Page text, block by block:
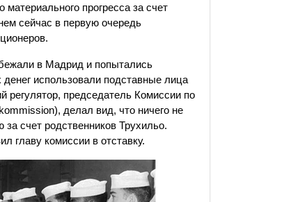
прогресса за счет
сейчас в первую очередь
в Мадрид и попытались
использовали подставные лица
регулятор, председатель Комиссии по
делал вид, что ничего не
счет родственников Трухильо.
главу комиссии в отставку.